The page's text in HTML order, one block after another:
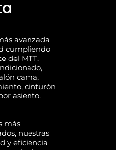
avanzada
cumpliendo
del MTT.
cama,
cinturón
asiento.
más
nuestras
y eficiencia